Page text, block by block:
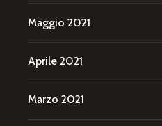
Maggio 2021
Aprile 2021
Marzo 2021